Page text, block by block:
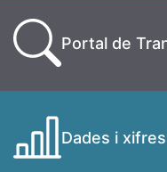
Portal de
Dades i xifres